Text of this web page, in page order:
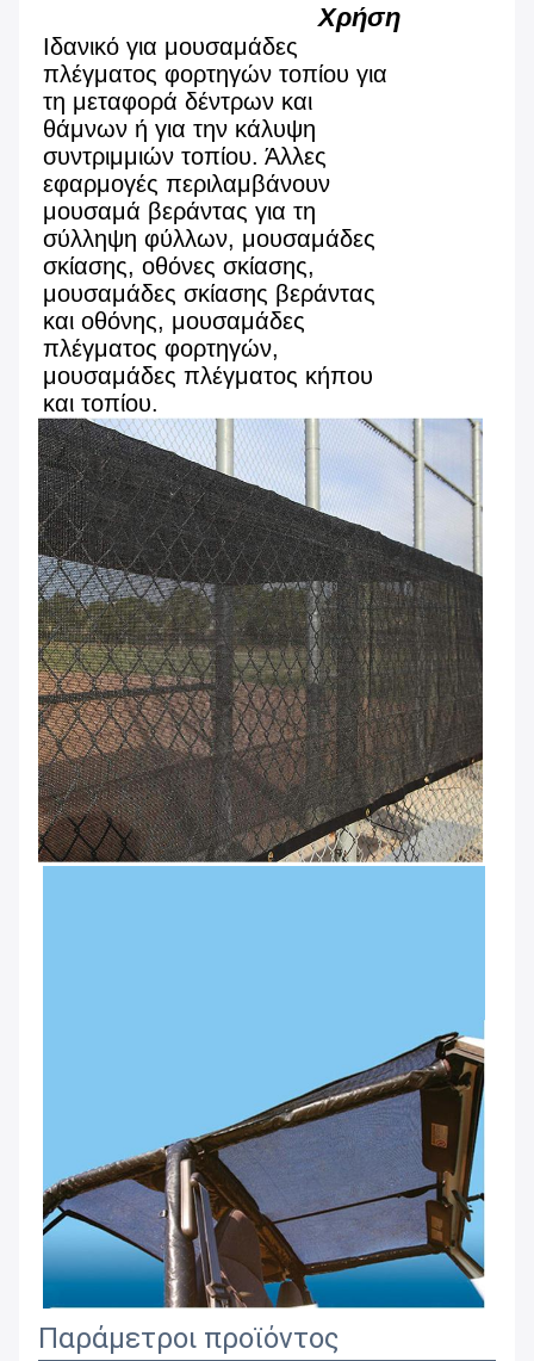
Χρήση
Ιδανικό για μουσαμάδες
πλέγματος φορτηγών τοπίου για
τη μεταφορά δέντρων και
θάμνων ή για την κάλυψη
συντριμμιών τοπίου. Άλλες
εφαρμογές περιλαμβάνουν
μουσαμά βεράντας για τη
σύλληψη φύλλων, μουσαμάδες
σκίασης, οθόνες σκίασης,
μουσαμάδες σκίασης βεράντας
και οθόνης, μουσαμάδες
πλέγματος φορτηγών,
μουσαμάδες πλέγματος κήπου
και τοπίου.
Παράμετροι προϊόντος